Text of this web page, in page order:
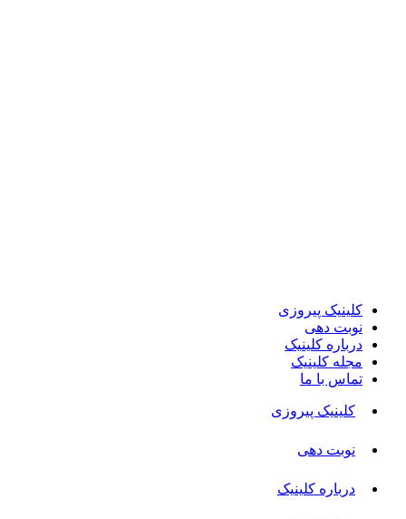
کلینیک پیروزی
نوبت دهی
درباره کلینیک
مجله کلینیک
تماس با ما
کلینیک پیروزی
نوبت دهی
درباره کلینیک